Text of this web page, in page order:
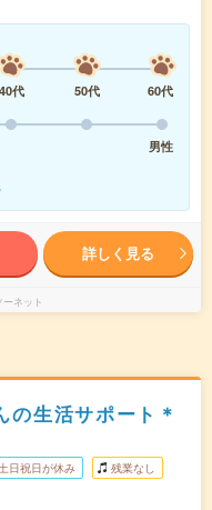
40代 50代
60代
男性
詳しく見る
ネット
の生活サポート＊
土日祝日が休み 残業なし